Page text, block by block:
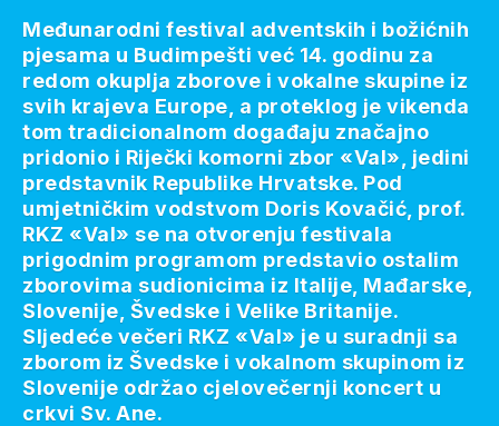
Međunarodni festival adventskih i božićnih
pjesama u Budimpešti već 14. godinu za
redom okuplja zborove i vokalne skupine iz
svih krajeva Europe, a proteklog je vikenda
tom tradicionalnom događaju značajno
pridonio i Riječki komorni zbor «Val», jedini
predstavnik Republike Hrvatske. Pod
umjetničkim vodstvom Doris Kovačić, prof.
RKZ «Val» se na otvorenju festivala
prigodnim programom predstavio ostalim
zborovima sudionicima iz Italije, Mađarske,
Slovenije, Švedske i Velike Britanije.
Sljedeće večeri RKZ «Val» je u suradnji sa
zborom iz Švedske i vokalnom skupinom iz
Slovenije održao cjelovečernji koncert u
crkvi Sv. Ane.